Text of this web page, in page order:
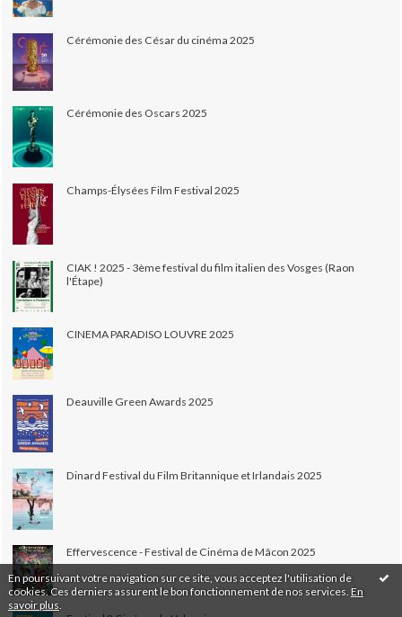
En poursuivant votre navigation sur ce site, vous acceptez l'utilisation de
cookies. Ces derniers assurent le bon fonctionnement de nos services. En
savoir plus
Cérémonie des César du cinéma 2025
Cérémonie des Oscars 2025
Champs-Élysées Film Festival 2025
CIAK ! 2025 - 3ème festival du film italien des Vosges (Raon
l'Étape)
CINEMA PARADISO LOUVRE 2025
Deauville Green Awards 2025
Dinard Festival du Film Britannique et Irlandais 2025
Effervescence - Festival de Cinéma de Mâcon 2025